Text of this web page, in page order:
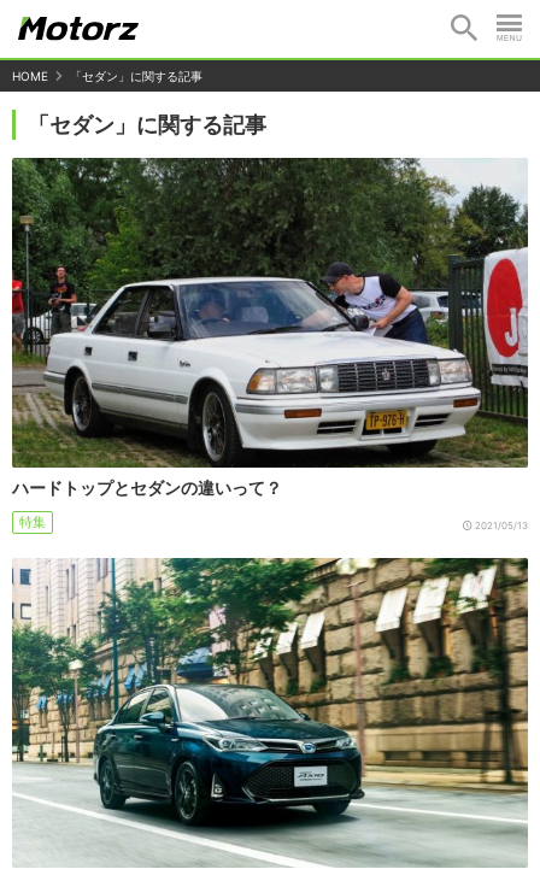
HOME 「セダン」に関する記事
「セダン」に関する記事
ハードトップとセダンの違いって？
特集 2021/05/13